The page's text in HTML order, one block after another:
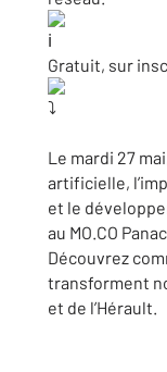
Gratuit, sur
Le mardi 27
artificielle,
et le
au MO.CO
Découvrez
transforment
et de l’Hérault.